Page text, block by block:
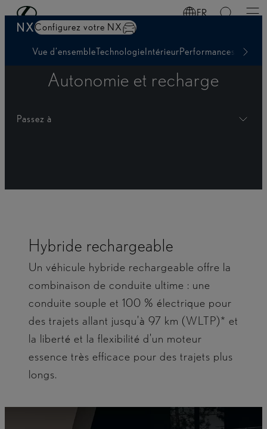
Passer au contenu principal (Appuyez sur Enter) FR
NXConfigurez votre NX
Vue d’ensembleTechnologieIntérieurPerformances
Autonomie et recharge
Passez à
Hybride rechargeable
Un véhicule hybride rechargeable offre la
combinaison de conduite ultime : une
conduite souple et 100 % électrique pour
des trajets allant jusqu’à 97 km (WLTP)* et
la liberté et la flexibilité d’un moteur
essence très efficace pour des trajets plus
longs.